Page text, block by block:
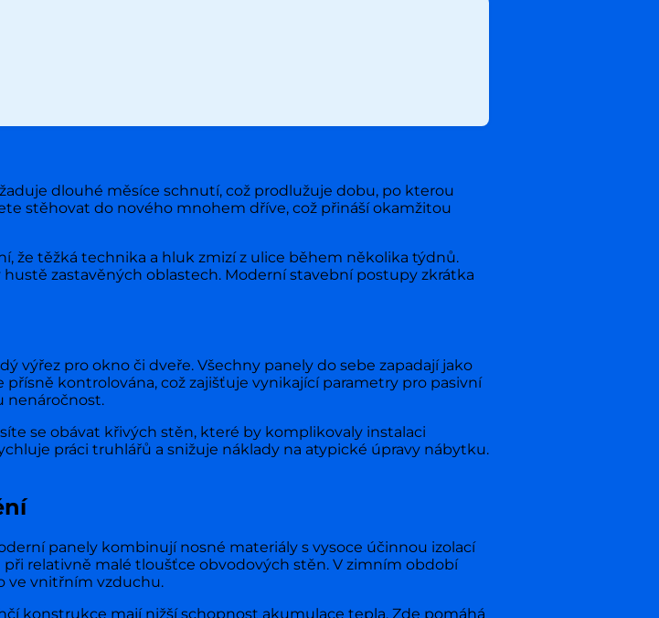
dlouhé měsíce schnutí, což prodlužuje dobu, po kterou
stěhovat do nového mnohem dříve, což přináší okamžitou
že těžká technika a hluk zmizí z ulice během několika týdnů.
zastavěných oblastech. Moderní stavební postupy zkrátka
výřez pro okno či dveře. Všechny panely do sebe zapadají jako
kontrolována, což zajišťuje vynikající parametry pro pasivní
nenáročnost.
se obávat křivých stěn, které by komplikovaly instalaci
práci truhlářů a snižuje náklady na atypické úpravy nábytku.
panely kombinují nosné materiály s vysoce účinnou izolací
relativně malé tloušťce obvodových stěn. V zimním období
ve vnitřním vzduchu.
konstrukce mají nižší schopnost akumulace tepla. Zde pomáhá